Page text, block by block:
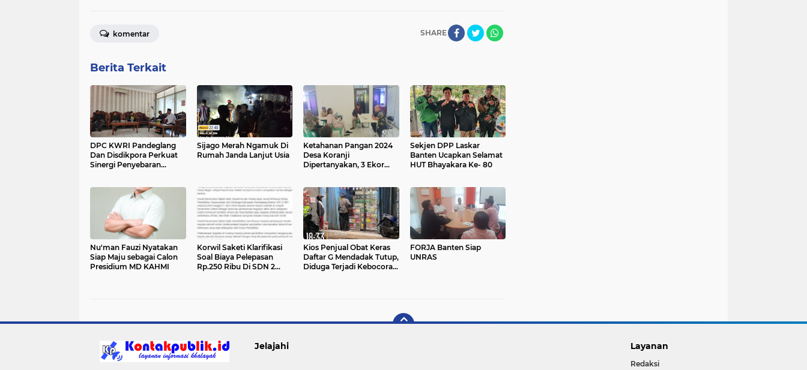
SHARE
komentar
Berita Terkait
DPC KWRI Pandeglang
Dan Disdikpora Perkuat
Sinergi Penyebaran
Sijago Merah Ngamuk Di
Rumah Janda Lanjut Usia
Ketahanan Pangan 2024
Desa Koranji
Dipertanyakan, 3 Ekor
Sekjen DPP Laskar
Banten Ucapkan Selamat
HUT Bhayakara Ke- 80
Nu'man Fauzi Nyatakan
Siap Maju sebagai Calon
Presidium MD KAHMI
Korwil Saketi Klarifikasi
Soal Biaya Pelepasan
Rp.250 Ribu Di SDN 2
Kios Penjual Obat Keras
Daftar G Mendadak Tutup,
Diduga Terjadi Kebocoran
FORJA Banten Siap
UNRAS
Jelajahi Layanan
Redaksi